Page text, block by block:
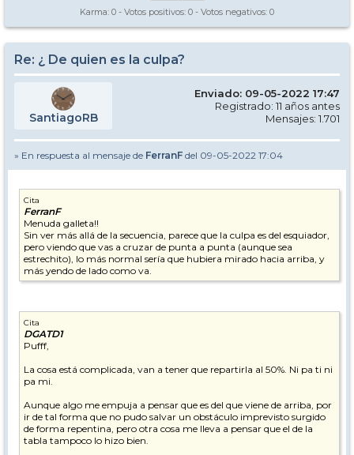
Karma: 0 - Votos positivos: 0 - Votos negativos: 0
Re: ¿ De quien es la culpa?
SantiagoRB
Enviado: 09-05-2022 17:47
Registrado: 11 años antes
Mensajes: 1.701
» En respuesta al mensaje de FerranF del 09-05-2022 17:04
Cita
FerranF
Menuda galleta!!
Sin ver más allá de la secuencia, parece que la culpa es del esquiador,
pero viendo que vas a cruzar de punta a punta (aunque sea
estrechito), lo más normal sería que hubiera mirado hacia arriba, y
más yendo de lado como va.
Cita
DGATD1
Pufff,
La cosa está complicada, van a tener que repartirla al 50%. Ni pa ti ni
pa mi.
Aunque algo me empuja a pensar que es del que viene de arriba, por
ir de tal forma que no pudo salvar un obstáculo imprevisto surgido
de forma repentina, pero otra cosa me lleva a pensar que el de la
tabla tampoco lo hizo bien.